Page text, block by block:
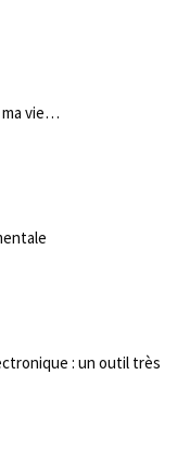
ma vie…
: un outil très